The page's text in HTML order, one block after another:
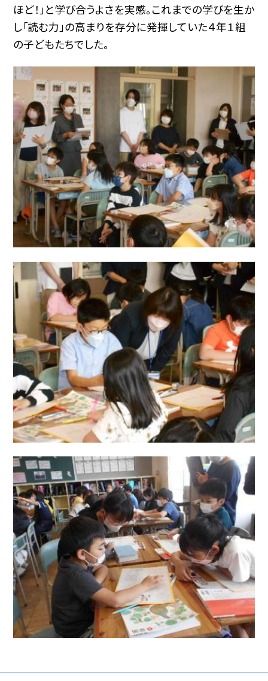
ほど！」と学び合うよさを実感。これまでの学びを生か
し「読む力」の高まりを存分に発揮していた４年１組
の子どもたちでした。